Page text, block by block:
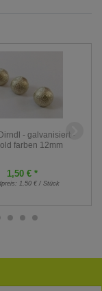
- galvanisiert -
farben 12mm
1,50 € *
1,50 € / Stück